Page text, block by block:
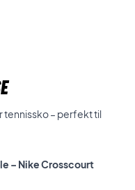
tennissko – perfekt til
– Nike Crosscourt